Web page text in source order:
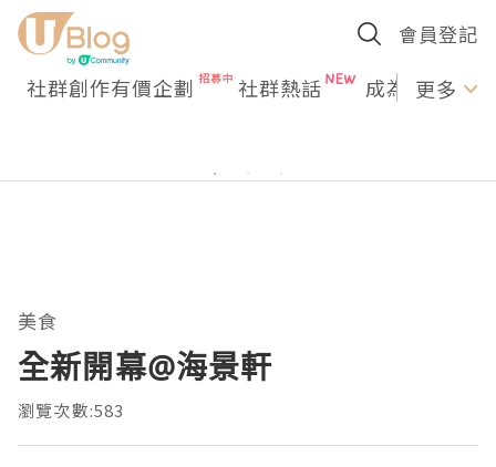
會員登記
社群創作有價企劃 社群熱話 成為U更多
美食
全新開幕@海景軒
瀏覽次數:583